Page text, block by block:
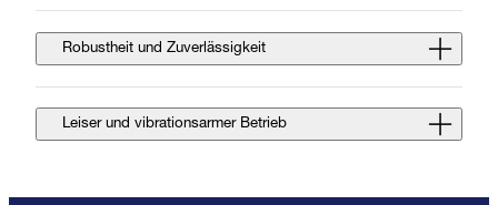
Robustheit und Zuverlässigkeit
Leiser und vibrationsarmer Betrieb